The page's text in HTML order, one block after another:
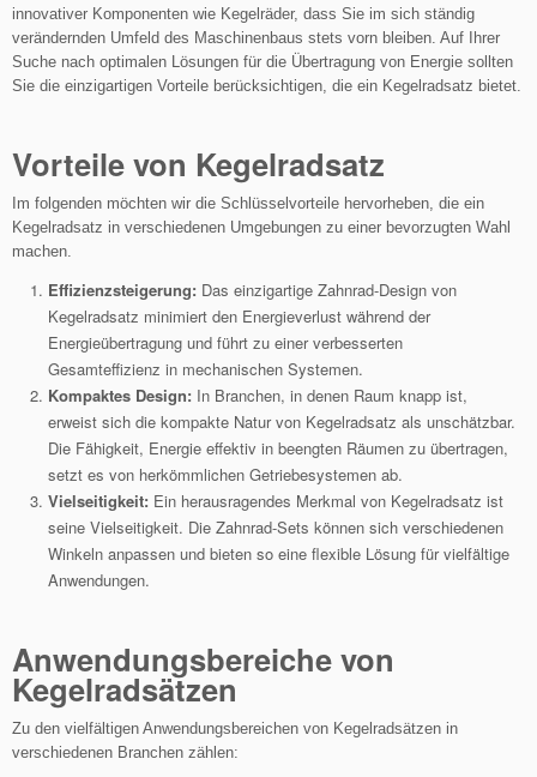
innovativer Komponenten wie Kegelräder, dass Sie im sich ständig
verändernden Umfeld des Maschinenbaus stets vorn bleiben. Auf Ihrer
Suche nach optimalen Lösungen für die Übertragung von Energie sollten
Sie die einzigartigen Vorteile berücksichtigen, die ein Kegelradsatz bietet.
Vorteile von Kegelradsatz
Im folgenden möchten wir die Schlüsselvorteile hervorheben, die ein
Kegelradsatz in verschiedenen Umgebungen zu einer bevorzugten Wahl
machen.
Effizienzsteigerung: Das einzigartige Zahnrad-Design von
Kegelradsatz minimiert den Energieverlust während der
Energieübertragung und führt zu einer verbesserten
Gesamteffizienz in mechanischen Systemen.
Kompaktes Design: In Branchen, in denen Raum knapp ist,
erweist sich die kompakte Natur von Kegelradsatz als unschätzbar.
Die Fähigkeit, Energie effektiv in beengten Räumen zu übertragen,
setzt es von herkömmlichen Getriebesystemen ab.
Vielseitigkeit: Ein herausragendes Merkmal von Kegelradsatz ist
seine Vielseitigkeit. Die Zahnrad-Sets können sich verschiedenen
Winkeln anpassen und bieten so eine flexible Lösung für vielfältige
Anwendungen.
Anwendungsbereiche von
Kegelradsätzen
Zu den vielfältigen Anwendungsbereichen von Kegelradsätzen in
verschiedenen Branchen zählen: